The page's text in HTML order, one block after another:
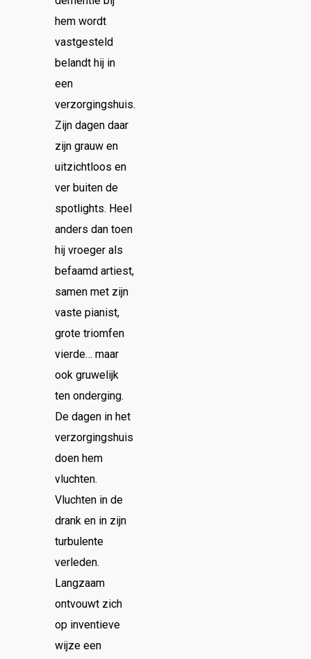
hem wordt
vastgesteld
belandt hij in
een
verzorgingshuis.
Zijn dagen daar
zijn grauw en
uitzichtloos en
ver buiten de
spotlights. Heel
anders dan toen
hij vroeger als
befaamd artiest,
samen met zijn
vaste pianist,
grote triomfen
vierde… maar
ook gruwelijk
ten onderging.
De dagen in het
verzorgingshuis
doen hem
vluchten.
Vluchten in de
drank en in zijn
turbulente
verleden.
Langzaam
ontvouwt zich
op inventieve
wijze een